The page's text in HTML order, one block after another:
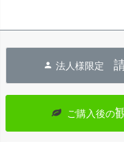
法人様限定
ご購入後の